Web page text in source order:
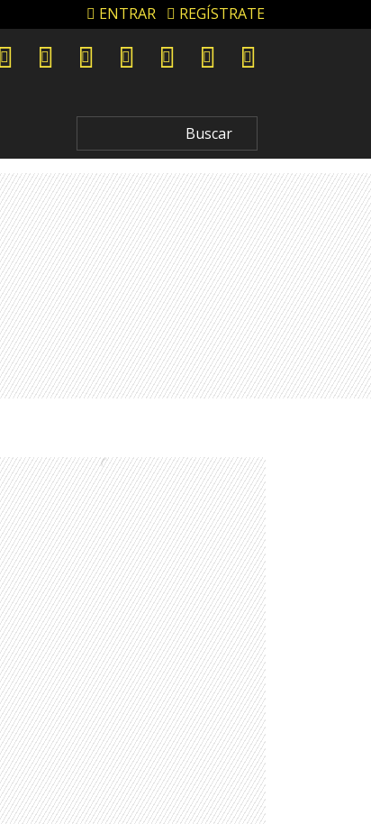
ENTRAR REGÍSTRATE